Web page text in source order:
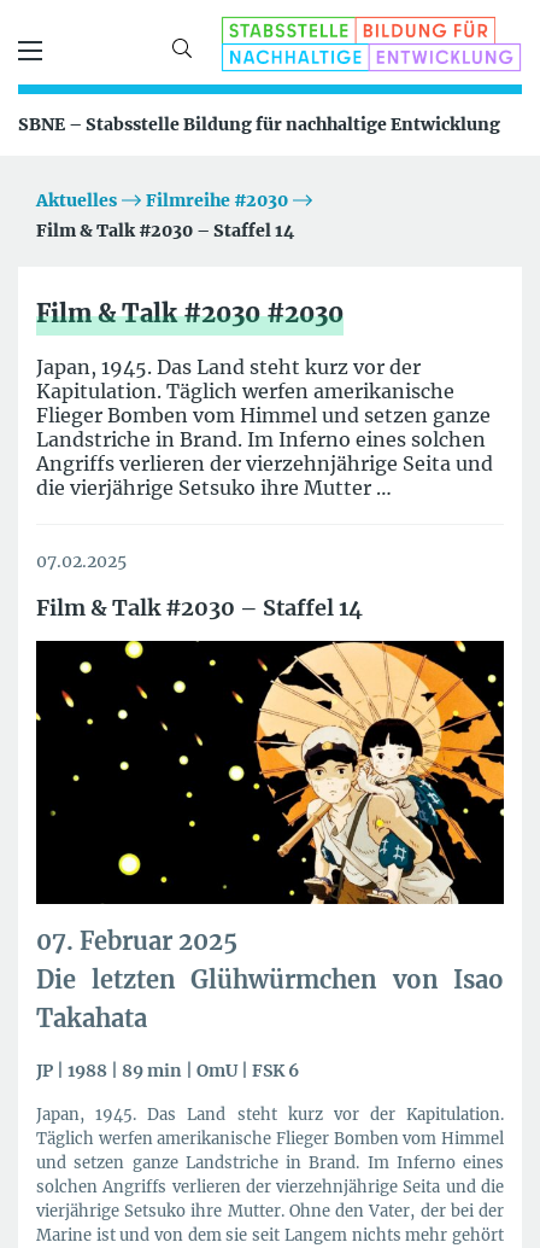
SBNE – Stabsstelle Bildung für nachhaltige Entwicklung
Aktuelles
Filmreihe #2030
Film & Talk #2030 – Staffel 14
Film & Talk #2030 #2030
Japan, 1945. Das Land steht kurz vor der
Kapitulation. Täglich werfen amerikanische
Flieger Bomben vom Himmel und setzen ganze
Landstriche in Brand. Im Inferno eines solchen
Angriffs verlieren der vierzehnjährige Seita und
die vierjährige Setsuko ihre Mutter …
07.02.2025
Film & Talk #2030 – Staffel 14
07. Februar 2025
Die letzten Glühwürmchen von Isao
Takahata
JP | 1988 | 89 min | OmU | FSK 6
Japan, 1945. Das Land steht kurz vor der Kapitulation.
Täglich werfen amerikanische Flieger Bomben vom Himmel
und setzen ganze Landstriche in Brand. Im Inferno eines
solchen Angriffs verlieren der vierzehnjährige Seita und die
vierjährige Setsuko ihre Mutter. Ohne den Vater, der bei der
Marine ist und von dem sie seit Langem nichts mehr gehört